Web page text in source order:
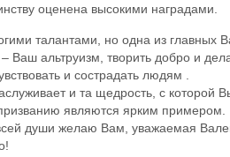
оценена высокими наградами.
талантами, но одна из главных
альтруизм, творить добро и
и сострадать людям .
и та щедрость, с
являются ярким примером.
души желаю Вам, уважаемая